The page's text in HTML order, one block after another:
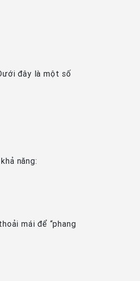
đây là một số
năng:
mái để “phang